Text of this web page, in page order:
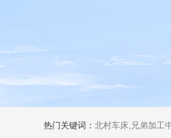
热门关键词： 北村车床,兄弟加工